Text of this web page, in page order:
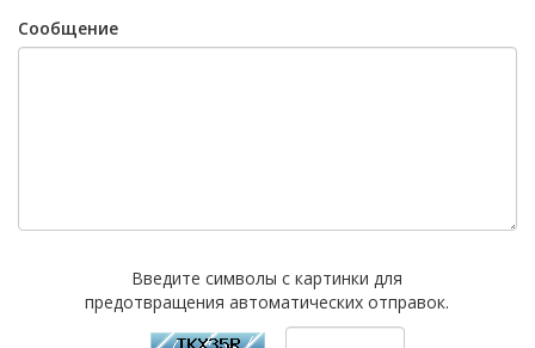
Сообщение
Введите символы с картинки для
предотвращения автоматических отправок.